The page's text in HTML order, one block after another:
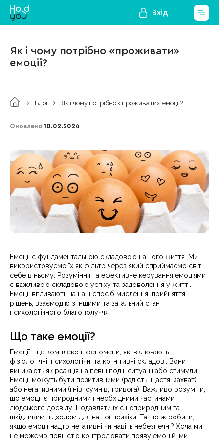
Вхід
Як і чому потрібно «проживати»
емоції?
Блог Як і чому потрібно «проживати» емоції?
Оновлено 10.02.2024
Емоції є фундаментальною складовою нашого життя. Ми
використовуємо їх як фільтр через який сприймаємо світ і
себе в ньому. Розуміння та ефективне керування емоціями
є важливою складовою успіху та задоволення у житті.
Емоції впливають на наш спосіб мислення, прийняття
рішень, взаємодію з іншими та загальний стан
психологічного благополуччя.
Що таке емоції?
Емоції - це комплексні феномени, які включають
фізіологічні, психологічні та когнітивні складові. Вони
виникають як реакція на певні події, ситуації або стимули.
Емоції можуть бути позитивними (радість, щастя, захват)
або негативними (гнів, сумнів, тривога). Важливо розуміти,
що емоції є природними і необхідними частинами
людського досвіду. Подавляти їх є неприродним та
шкідливим підходом для нашої психіки. Та що ж робити,
якщо емоції надто негативні чи навіть небезпечні? Хоча ми
не можемо повністю контролювати появу емоцій, ми